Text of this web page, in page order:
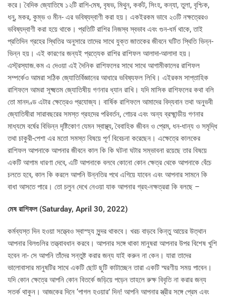
করে। বৈদিক জ্যোতিষে ১২টি রাশি-মেষ, বৃষভ, মিথুন, কর্কট, সিংহ, কন্যা, তুলা, বৃশ্চিক,
ধনু, মকর, কুম্ভ ও মীন- এর ভবিষ্যদ্বাণী করা হয়। একইরকম ভাবে ২৩টি নক্ষত্রেরও
ভবিষ্যদ্বাণী করা হয়ে থাকে। প্রতিটি রাশির নিজস্ব স্বভাব এবং গুন-ধর্ম থাকে, তাই
প্রতিদিন গ্রহের স্থিতির অনুসারে তাদের সাথে যুক্ত জাতকের জীবনে ঘটিত স্থিতি ভিন্ন-
ভিন্ন হয়। এই কারণের জন্যই প্রত্যেক রাশির রাশিফল আলাদা-আলাদা হয়।
এস্ট্রস্যাজ.কম এ দেওয়া এই দৈনিক রাশিফলের সাথে সাথে আগামীকালের রাশিফল
সম্পর্কেও আমরা সঠিক জ্যোতির্বিজ্ঞানের আধারে ভবিষ্যফল লিখি। এইরকম সাপ্তাহিক
রাশিফলে আমরা সূক্ষ্মতম জ্যোতিষীয় গণনার ধ্যান রাখি। যদি মাসিক রাশিফলের কথা বলি
তো মানদণ্ড এটার ক্ষেত্রেও প্রযোজ্য। বার্ষিক রাশিফলে আমাদের বিদ্যবান তথা অনুভবী
জ্যোতিষীরা সারাবছরের সমস্ত গ্রহদের পরিবর্তন, গোচর এবং অন্য ব্রহ্মান্ডীয় গণনার
মাধ্যমে বর্ষের বিভিন্ন দৃষ্টিকোণ যেমন স্বাস্থ্য, বৈবাহিক জীবন ও প্রেম, ধন-ধান্য ও সমৃদ্ধি
তথা চাকুরী-পেশা এর মতো সমস্ত বিষয়ে পূর্ণ বিবেচনা করেছেন। এক্ষেত্রে কালকের
রাশিফল আপনাকে আপনার জীবনে কাল কি কি ঘটনা ঘটার সম্ভাবনা রয়েছে তার বিষয়ে
একটি আগাম ধারণা দেবে, এটি আপনাকে বলবে কোনো কোন ক্ষেত্র থেকে আপনাকে বেঁচে
চলতে হবে, কাল কি করলে আপনি উন্নতির পথে এগিয়ে যাবেন এবং আপনার সামনে কি
বাধা আসতে পারে। তো চলুন দেখে নেওয়া যাক আপনার গ্রহ-নক্ষত্ররা কি বলছে –
মেষ রাশিফল (Saturday, April 30, 2022)
কর্মব্যস্ত দিন হওয়া সত্ত্বেও স্বাস্হ্য সুন্দর থাকবে। খরচ বাড়বে কিন্তু আয়ের উত্থান
আপনার বিলগুলির তত্ত্বাবধান করবে। আপনার সঙ্গে থাকা মানুষরা আপনার উপর বিশেষ খুশি
হবেন না- সে আপনি তাঁদের সন্তুষ্ট করার জন্য যাই করুন না কেন। যারা তাদের
ভালোবাসার মানুষটির সাথে একটি ছোট ছুটি কাটাচ্ছেন তারা একটি স্মরণীয় সময় পাবেন।
যদি কোন ক্ষেত্রে আপনি কোন বিতর্কে জড়িয়ে পড়েন তাহলে রুক্ষ বিবৃতি না করার জন্য
সতর্ক থাকুন। আজকের দিনে ‘পাগল হওয়ার’ দিন! আপনি আপনার স্ত্রীর সঙ্গে প্রেম এবং